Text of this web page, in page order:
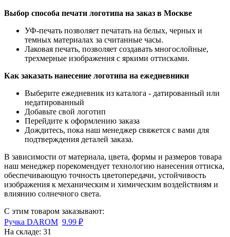
Выбор способа печати логотипа на заказ в Москве
УФ-печать позволяет печатать на белых, черных и
темных материалах за считанные часы.
Лаковая печать, позволяет создавать многослойные,
трехмерные изображения с яркими оттисками.
Как заказать нанесение логотипа на ежедневники
Выберите ежедневник из каталога - датированный или
недатированный
Добавьте свой логотип
Перейдите к оформлению заказа
Дождитесь, пока наш менеджер свяжется с вами для
подтверждения деталей заказа.
В зависимости от материала, цвета, формы и размеров товара
наш менеджер порекомендует технологию нанесения оттиска,
обеспечивающую точность цветопередачи, устойчивость
изображения к механическим и химическим воздействиям и
влиянию солнечного света.
С этим товаром заказывают:
Ручка DAROM 9.99 ₽
На складе: 31